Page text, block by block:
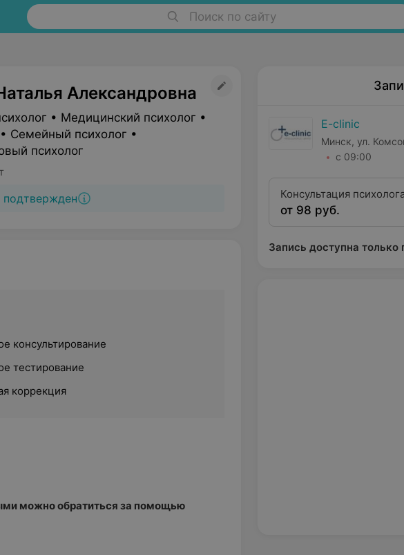
Поиск по сайту
Александровна
• Медицинский психолог •
Семейный психолог •
психолог
консультирование
тестирование
коррекция
можно обратиться за помощью
E-clinic
Минск, ул.
с 09:00
Консультация
от 98 руб.
Запись доступна только